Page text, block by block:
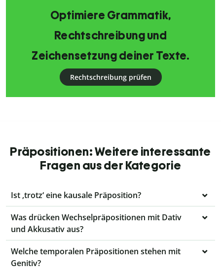
Optimiere Grammatik,
Rechtschreibung und
Zeichensetzung deiner Texte.
Rechtschreibung prüfen
Präpositionen: Weitere interessante
Fragen aus der Kategorie
Ist ‚trotz‘ eine kausale Präposition?
Was drücken Wechselpräpositionen mit Dativ
und Akkusativ aus?
Welche temporalen Präpositionen stehen mit
Genitiv?